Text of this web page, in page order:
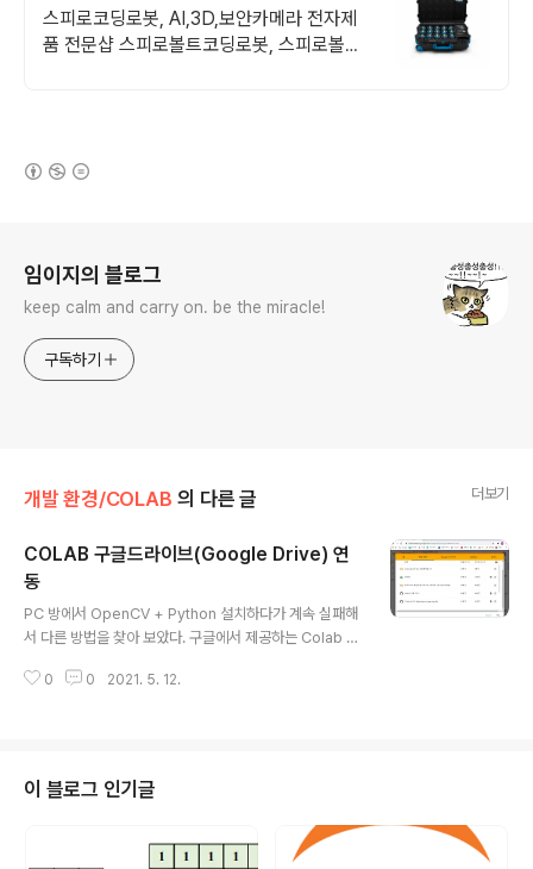
쉽고 재밌게
스피로코딩로봇, AI,3D,보안카메라 전자제
품 전문샵 스피로볼트코딩로봇, 스피로볼트
임이지의 블로그
keep calm and carry on. be the miracle!
구독하기
개발 환경/COLAB 의 다른 글 더보기
COLAB 구글드라이브(Google Drive) 연
동
PC 방에서 OpenCV + Python 설치하다가 계속 실패해
서 다른 방법을 찾아 보았다. 구글에서 제공하는 Colab 이
듈을 사용 할 수 있다고 한다. 이번 포스팅에서는 Colab
클릭 한다. 새 노트를 생성하면 아래와 같은 화면이 나온다.
IPYNB 파일에 이름을 원하는 것으로 변경한다. 구글 드라
이브 연동 코드창에 아래와 같은 명령어를 입력 한다. fro
m google.colab import drive drive.mount('/cont
0 0 2021. 5. 12.
이 블로그 인기글